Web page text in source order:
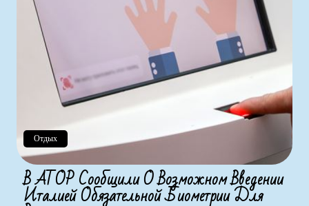
Отдых
В АТОР Сообщили О Возможном Введении
Италией Обязательной Биометрии Для